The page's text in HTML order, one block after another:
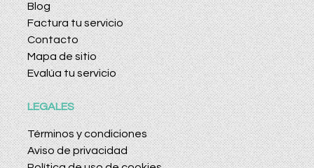
Blog
Factura tu servicio
Contacto
Mapa de sitio
Evalúa tu servicio
LEGALES
Términos y condiciones
Aviso de privacidad